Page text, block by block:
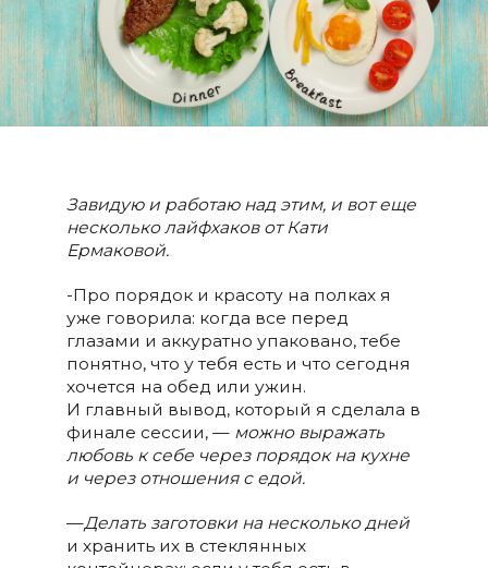
Завидую и работаю над этим, и вот еще
несколько лайфхаков от Кати
Ермаковой.
-Про порядок и красоту на полках я
уже говорила: когда все перед
глазами и аккуратно упаковано, тебе
понятно, что у тебя есть и что сегодня
хочется на обед или ужин.
И главный вывод, который я сделала в
финале сессии, — можно выражать
любовь к себе через порядок на кухне
и через отношения с едой.
—Делать заготовки на несколько дней
и хранить их в стеклянных